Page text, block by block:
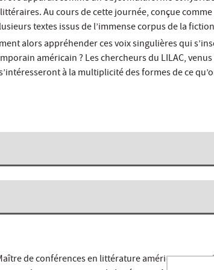
Au cours de cette journée, conçue
textes issus de l’immense corpus de la
alors appréhender ces voix singulières qui
américain ? Les chercheurs du LILAC,
à la multiplicité des formes de ce
de conférences en littérature américaine,